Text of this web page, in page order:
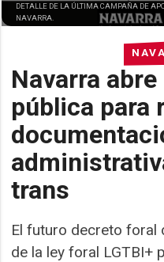
Navarra
pública para
trans
El futuro decreto foral
de la ley foral LGTBI+
DETALLE DE LA ÚLTIMA CAMPAÑA DE
NAVARRA.